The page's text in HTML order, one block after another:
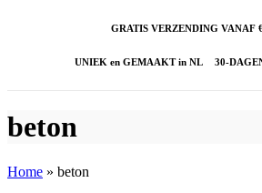
GRATIS VERZENDING VANAF
UNIEK en GEMAAKT in NL 30-
beton
Home » beton